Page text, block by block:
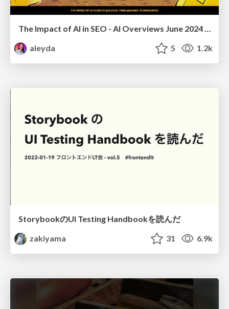
The Impact of AI in SEO - AI Overviews June 2024 Edition
aleyda
5 1.2k
StorybookのUI Testing Handbookを読んだ
zakiyama
31 6.9k